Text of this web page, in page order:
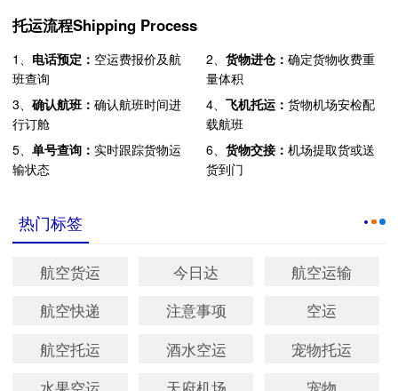
托运流程Shipping Process
1、 电话预定： 空运费报价及航
班查询
2、货物进仓：确定货物收费重
量体积
3、 确认航班： 确认航班时间进
行订舱
4、飞机托运：货物机场安检配
载航班
5、 单号查询： 实时跟踪货物运
输状态
6、货物交接：机场提取货或送
货到门
热门标签
航空货运 今日达
航空运输
航空快递
注意事项
空运
航空托运
酒水空运
宠物托运